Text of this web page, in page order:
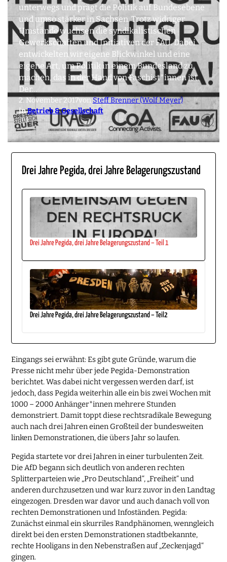
unterwegs und prägt die Politik auf Bundesebene
und umso stärker in Sachsen. Trotz widriger
Umstände wuchsen die syndikalistischen
Gewerkschaften und Initiativen der FAU. Dabei
entwickelten wir eigene Blickwinkel und eine
eigene Art, um Politik in einem Bundesland zu
machen, das in der Hand von Faschist*innen ist.
Der…
2. November 2017vonSteff Brenner (Wolf Meyer)
inBetrieb & Gesellschaft
Drei Jahre Pegida, drei Jahre Belagerungszustand
Drei Jahre Pegida, drei Jahre Belagerungszustand – Teil 1
Drei Jahre Pegida, drei Jahre Belagerungszustand – Teil2
Eingangs sei erwähnt: Es gibt gute Gründe, warum die
Presse nicht mehr über jede Pegida-Demonstration
berichtet. Was dabei nicht vergessen werden darf, ist
jedoch, dass Pegida weiterhin alle ein bis zwei Wochen mit
1000 – 2000 Anhänger*innen mehrere Stunden
demonstriert. Damit toppt diese rechtsradikale Bewegung
auch nach drei Jahren einen Großteil der bundesweiten
linken Demonstrationen, die übers Jahr so laufen.
Pegida startete vor drei Jahren in einer turbulenten Zeit.
Die AfD begann sich deutlich von anderen rechten
Splitterparteien wie „Pro Deutschland“, „Freiheit“ und
anderen durchzusetzen und war kurz zuvor in den Landtag
eingezogen. Dresden war davor und auch danach voll von
rechten Demonstrationen und Infoständen. Pegida:
Zunächst einmal ein skurriles Randphänomen, wenngleich
direkt bei den ersten Demonstrationen stadtbekannte,
rechte Hooligans in den Nebenstraßen auf „Zeckenjagd“
gingen.